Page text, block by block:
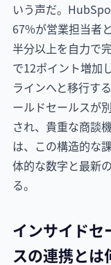
いう声だ。
67%が営業担当者
半分以上を自力で
で12ポイント増加
ラインへと移行す
ールドセールスが
され、貴重な商談
は、この構造的な
体的な数字と最新
る。
インサイドセ
スの連携とは